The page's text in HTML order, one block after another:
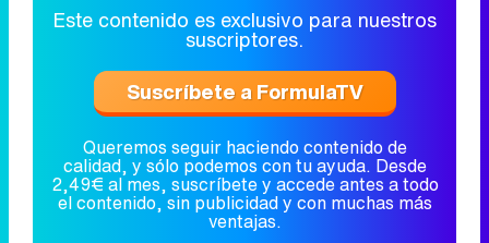
Este contenido es exclusivo para nuestros
suscriptores.
Suscríbete a FormulaTV
Queremos seguir haciendo contenido de
calidad, y sólo podemos con tu ayuda. Desde
2,49€ al mes, suscríbete y accede antes a todo
el contenido, sin publicidad y con muchas más
ventajas.